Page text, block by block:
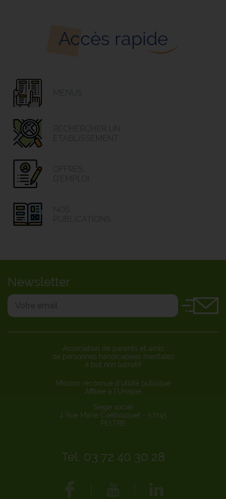
Accès rapide
Newsletter
Association de parents et amis
de personnes handicapées mentales
à but non lucratif
Mission reconnue d’utilité publique
Affiliée à l’Unapei
Siège social
4 Rue Marie Coëtlosquet - 57245
PELTRE
Tél. 03 72 40 30 28